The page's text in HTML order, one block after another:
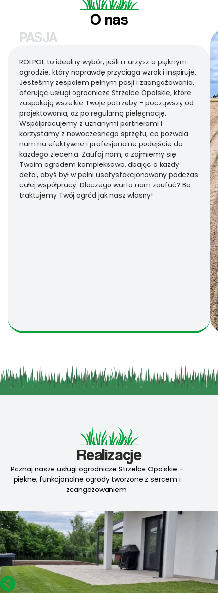
O nas
PASJA
ROLPOL to idealny wybór, jeśli marzysz o pięknym
ogrodzie, który naprawdę przyciąga wzrok i inspiruje.
Jesteśmy zespołem pełnym pasji i zaangażowania,
oferując usługi ogrodnicze Strzelce Opolskie, które
zaspokoją wszelkie Twoje potrzeby – począwszy od
projektowania, aż po regularną pielęgnację.
Współpracujemy z uznanymi partnerami i
korzystamy z nowoczesnego sprzętu, co pozwala
nam na efektywne i profesjonalne podejście do
każdego zlecenia. Zaufaj nam, a zajmiemy się
Twoim ogrodem kompleksowo, dbając o każdy
detal, abyś był w pełni usatysfakcjonowany podczas
całej współpracy. Dlaczego warto nam zaufać? Bo
traktujemy Twój ogród jak nasz własny!
Realizacje
Poznaj nasze usługi ogrodnicze Strzelce Opolskie –
piękne, funkcjonalne ogrody tworzone z sercem i
zaangażowaniem.